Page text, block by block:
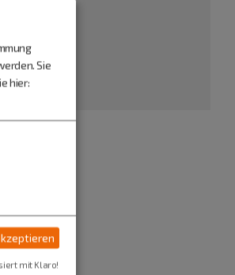
Sie
hier:
mit Klaro!